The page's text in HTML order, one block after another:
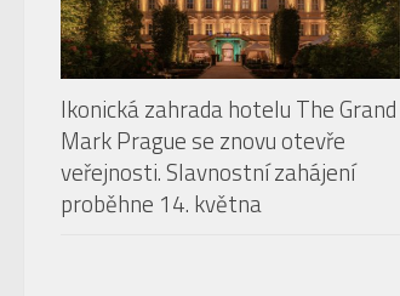
Ikonická zahrada hotelu The Grand
Mark Prague se znovu otevře
veřejnosti. Slavnostní zahájení
proběhne 14. května